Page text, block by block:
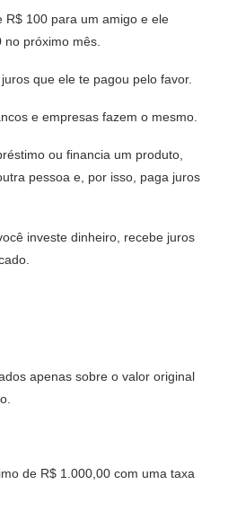
R$ 100 para um amigo e ele
próximo mês.
que ele te pagou pelo favor.
e empresas fazem o mesmo.
ou financia um produto,
pessoa e, por isso, paga juros
investe dinheiro, recebe juros
apenas sobre o valor original
de R$ 1.000,00 com uma taxa